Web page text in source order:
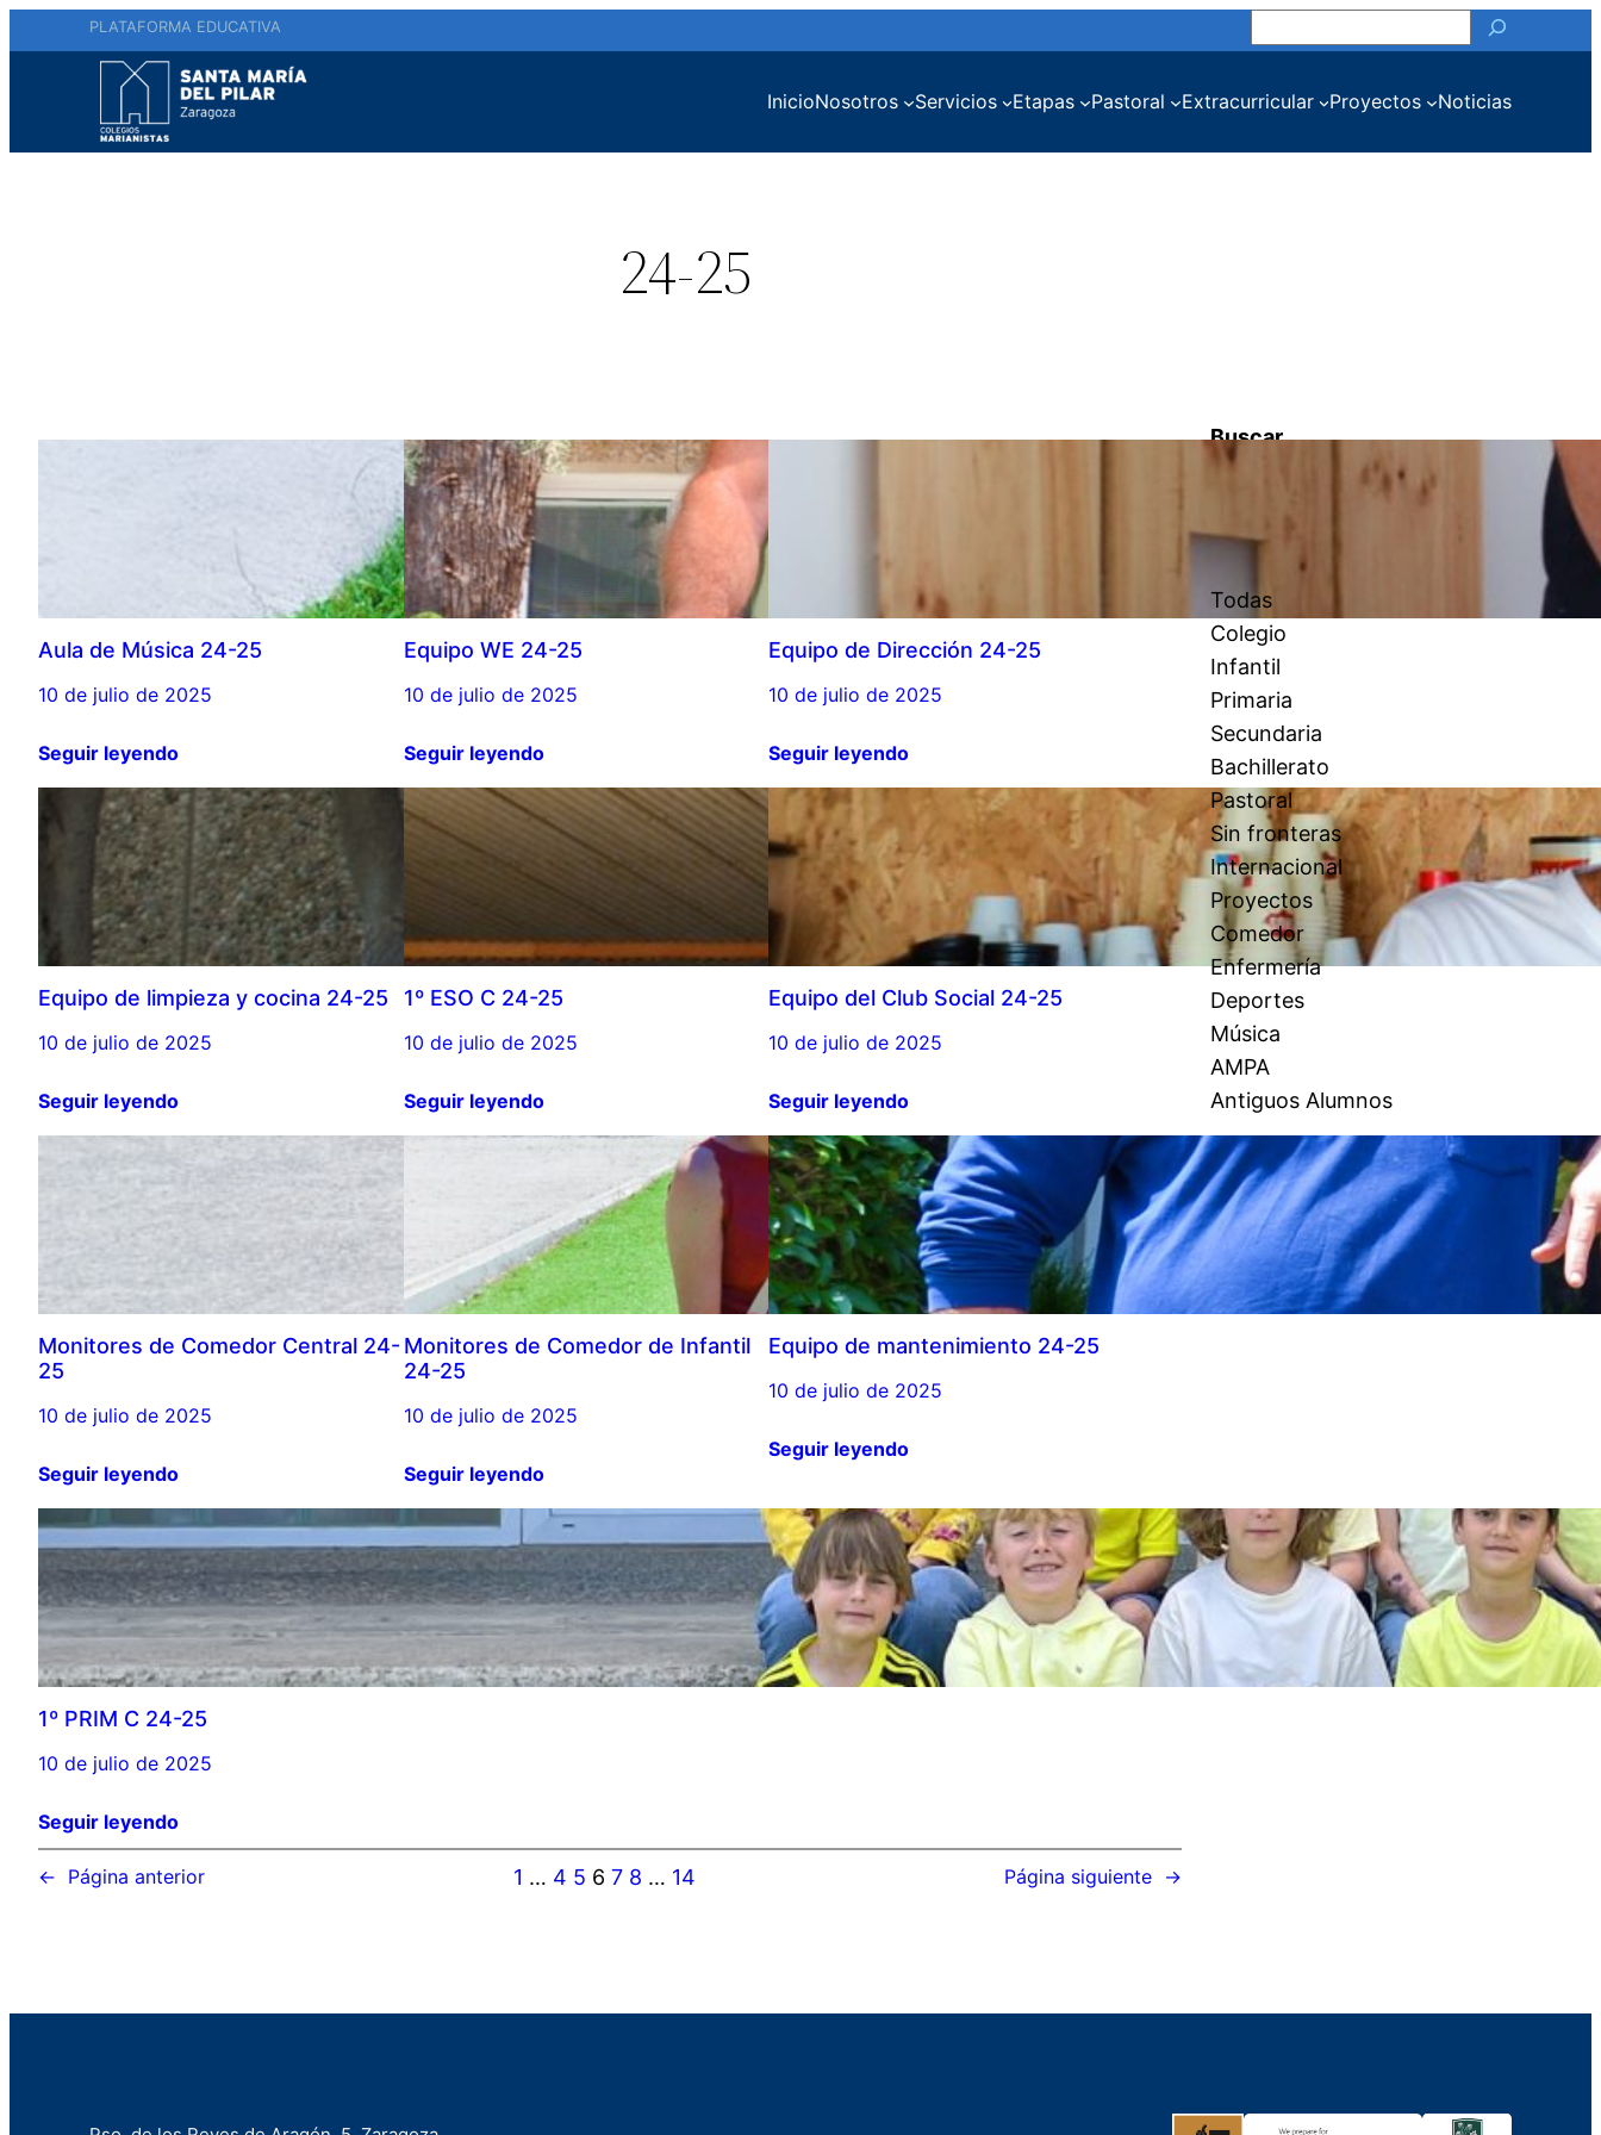
PLATAFORMA EDUCATIVA
InicioNosotros Servicios Etapas Pastoral Extracurricular Proyectos Noticias
24-25
Aula de Música 24-25
10 de julio de 2025
Seguir leyendo
Equipo WE 24-25
10 de julio de 2025
Seguir leyendo
Equipo de Dirección 24-25
10 de julio de 2025
Seguir leyendo
Equipo de limpieza y cocina 24-25
10 de julio de 2025
Seguir leyendo
1º ESO C 24-25
10 de julio de 2025
Seguir leyendo
Equipo del Club Social 24-25
10 de julio de 2025
Seguir leyendo
Monitores de Comedor Central 24-
25
10 de julio de 2025
Seguir leyendo
Monitores de Comedor de Infantil
24-25
10 de julio de 2025
Seguir leyendo
Equipo de mantenimiento 24-25
10 de julio de 2025
Seguir leyendo
1º PRIM C 24-25
10 de julio de 2025
Seguir leyendo
← Página anterior 1 … 4 5 6 7 8 … 14 Página siguiente →
Buscar
Por temas
Todas
Colegio
Infantil
Primaria
Secundaria
Bachillerato
Pastoral
Sin fronteras
Internacional
Proyectos
Comedor
Enfermería
Deportes
Música
AMPA
Antiguos Alumnos